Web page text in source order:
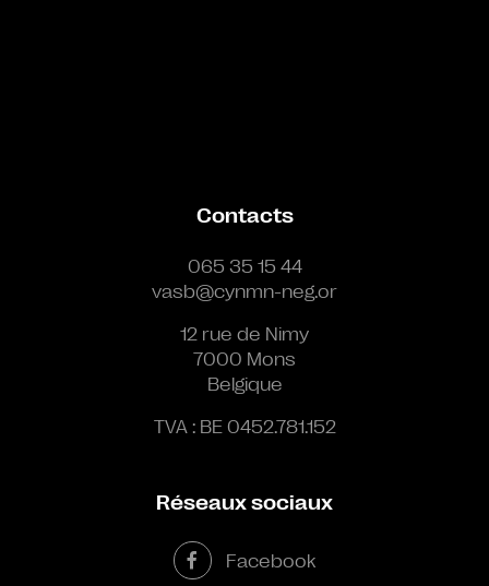
Contacts
065 35 15 44
vasb@cynmn-neg.or
12 rue de Nimy
7000 Mons
Belgique
TVA : BE 0452.781.152
Réseaux sociaux
Facebook